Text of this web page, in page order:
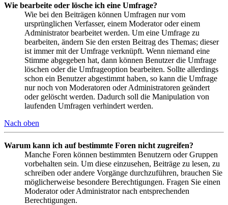
Wie bearbeite oder lösche ich eine Umfrage?
Wie bei den Beiträgen können Umfragen nur vom
ursprünglichen Verfasser, einem Moderator oder einem
Administrator bearbeitet werden. Um eine Umfrage zu
bearbeiten, ändern Sie den ersten Beitrag des Themas; dieser
ist immer mit der Umfrage verknüpft. Wenn niemand eine
Stimme abgegeben hat, dann können Benutzer die Umfrage
löschen oder die Umfrageoption bearbeiten. Sollte allerdings
schon ein Benutzer abgestimmt haben, so kann die Umfrage
nur noch von Moderatoren oder Administratoren geändert
oder gelöscht werden. Dadurch soll die Manipulation von
laufenden Umfragen verhindert werden.
Nach oben
Warum kann ich auf bestimmte Foren nicht zugreifen?
Manche Foren können bestimmten Benutzern oder Gruppen
vorbehalten sein. Um diese einzusehen, Beiträge zu lesen, zu
schreiben oder andere Vorgänge durchzuführen, brauchen Sie
möglicherweise besondere Berechtigungen. Fragen Sie einen
Moderator oder Administrator nach entsprechenden
Berechtigungen.